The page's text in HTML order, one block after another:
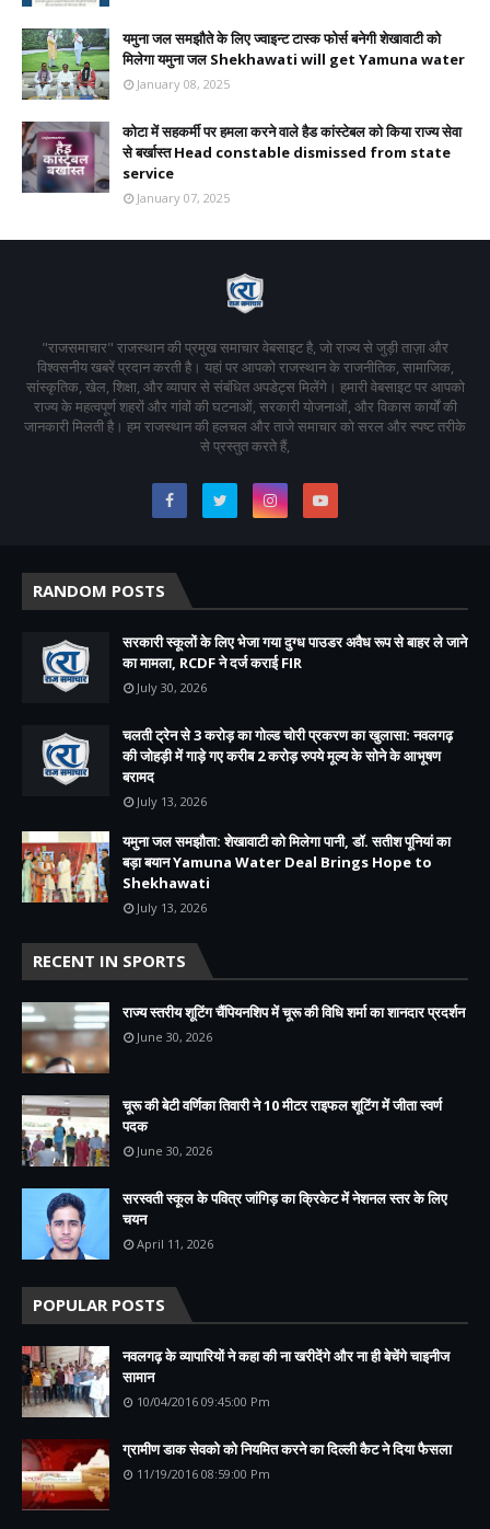
यमुना जल समझौते के लिए ज्वाइन्ट टास्क फोर्स बनेगी शेखावाटी को
मिलेगा यमुना जल Shekhawati will get Yamuna water
January 08, 2025
कोटा में सहकर्मी पर हमला करने वाले हैड कांस्टेबल को किया राज्य सेवा
से बर्खास्त Head constable dismissed from state
service
January 07, 2025
"राजसमाचार" राजस्थान की प्रमुख समाचार वेबसाइट है, जो राज्य से जुड़ी ताज़ा और
विश्वसनीय खबरें प्रदान करती है। यहां पर आपको राजस्थान के राजनीतिक, सामाजिक,
सांस्कृतिक, खेल, शिक्षा, और व्यापार से संबंधित अपडेट्स मिलेंगे। हमारी वेबसाइट पर आपको
राज्य के महत्वपूर्ण शहरों और गांवों की घटनाओं, सरकारी योजनाओं, और विकास कार्यों की
जानकारी मिलती है। हम राजस्थान की हलचल और ताजे समाचार को सरल और स्पष्ट तरीके
से प्रस्तुत करते हैं,
RANDOM POSTS
सरकारी स्कूलों के लिए भेजा गया दुग्ध पाउडर अवैध रूप से बाहर ले जाने
का मामला, RCDF ने दर्ज कराई FIR
July 30, 2026
चलती ट्रेन से 3 करोड़ का गोल्ड चोरी प्रकरण का खुलासा: नवलगढ़
की जोहड़ी में गाड़े गए करीब 2 करोड़ रुपये मूल्य के सोने के आभूषण
बरामद
July 13, 2026
यमुना जल समझौता: शेखावाटी को मिलेगा पानी, डॉ. सतीश पूनियां का
बड़ा बयान Yamuna Water Deal Brings Hope to
Shekhawati
July 13, 2026
RECENT IN SPORTS
राज्य स्तरीय शूटिंग चैंपियनशिप में चूरू की विधि शर्मा का शानदार प्रदर्शन
June 30, 2026
चूरू की बेटी वर्णिका तिवारी ने 10 मीटर राइफल शूटिंग में जीता स्वर्ण
पदक
June 30, 2026
सरस्वती स्कूल के पवित्र जांगिड़ का क्रिकेट में नेशनल स्तर के लिए
चयन
April 11, 2026
POPULAR POSTS
नवलगढ़ के व्यापारियों ने कहा की ना खरीदेंगे और ना ही बेचेंगे चाइनीज
सामान
10/04/2016 09:45:00 Pm
ग्रामीण डाक सेवको को नियमित करने का दिल्ली कैट ने दिया फैसला
11/19/2016 08:59:00 Pm